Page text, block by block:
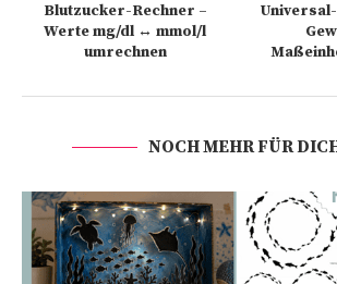
Blutzucker-Rechner –
Werte mg/dl ↔ mmol/l
umrechnen
NOCH MEHR FÜR